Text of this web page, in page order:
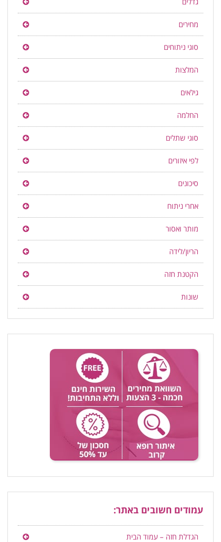
מחירים
סוגי ניתוחים
המלצות
גילאים
החלמה
סוגי שתלים
לפי איזורים
סיכונים
אחרי ניתוח
מותר ואסור
הריון/לידה
הקטנת חזה
שונות
עמודים חשובים באתר:
הגדלת חזה – עמוד הבית